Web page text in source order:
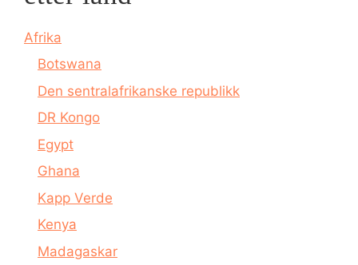
Afrika
Botswana
Den sentralafrikanske republikk
DR Kongo
Egypt
Ghana
Kapp Verde
Kenya
Madagaskar